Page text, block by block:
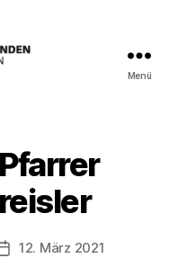
Menü
Veröffentlichungsdatum
12. März 2021